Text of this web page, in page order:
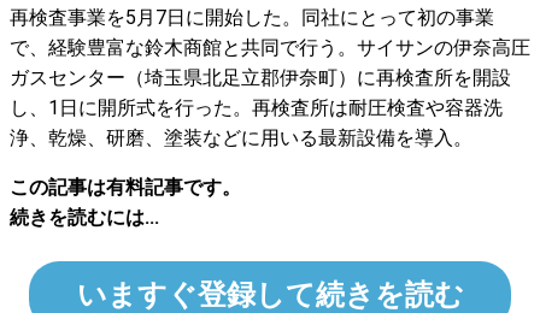
再検査事業を5月7日に開始した。同社にとって初の事業
で、経験豊富な鈴木商館と共同で行う。サイサンの伊奈高圧
ガスセンター（埼玉県北足立郡伊奈町）に再検査所を開設
し、1日に開所式を行った。再検査所は耐圧検査や容器洗
浄、乾燥、研磨、塗装などに用いる最新設備を導入。
この記事は有料記事です。
続きを読むには...
いますぐ登録して続きを読む